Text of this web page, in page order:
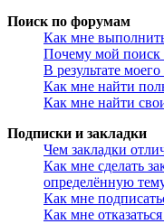
Поиск по форумам
Как мне
Почему мой поиск
В результате
Как мне найти
Как мне найти
Подписки и закладки
Чем закладки
Как мне сделать
определённую
Как мне
Как мне